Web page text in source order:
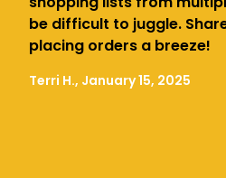
be difficult to juggle.
placing orders a breeze!
Terri H., January 15, 2025